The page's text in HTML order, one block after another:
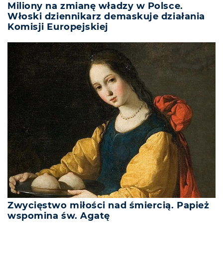
Miliony na zmianę władzy w Polsce.
Włoski dziennikarz demaskuje działania
Komisji Europejskiej
Zwycięstwo miłości nad śmiercią. Papież
wspomina św. Agatę